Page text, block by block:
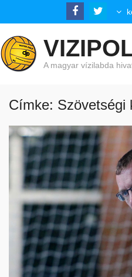
A magyar vízilabda
Címke: Szövetségi